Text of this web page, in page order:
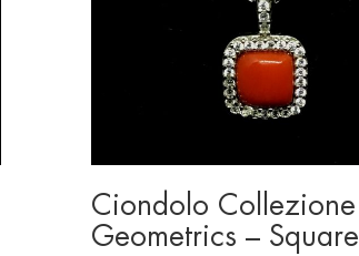
Ciondolo Collezione
Geometrics – Square